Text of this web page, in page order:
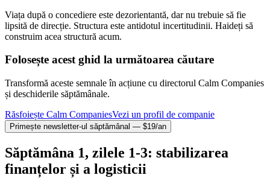
Viața după o concediere este dezorientantă, dar nu trebuie să fie
lipsită de direcție. Structura este antidotul incertitudinii. Haideți să
construim acea structură acum.
Folosește acest ghid la următoarea căutare
Transformă aceste semnale în acțiune cu directorul Calm Companies
și deschiderile săptămânale.
Răsfoiește Calm CompaniesVezi un profil de companie
Primește newsletter-ul săptămânal — $19/an
Săptămâna 1, zilele 1-3: stabilizarea
finanțelor și a logisticii